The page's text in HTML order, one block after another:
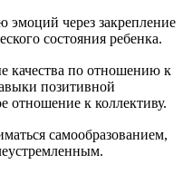
эмоций через закрепление
состояния ребенка.
качества по отношению к
позитивной
отношение к коллективу.
самообразованием,